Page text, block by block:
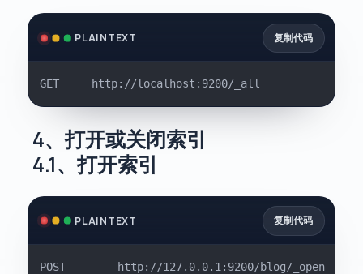
PLAINTEXT 复制代码
GET		http://localhost:9200/_all
4、打开或关闭索引
4.1、打开索引
PLAINTEXT 复制代码
POST		http://127.0.0.1:9200/blog/_open